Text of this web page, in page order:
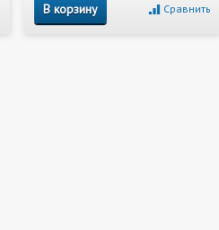
В корзину Сравнить